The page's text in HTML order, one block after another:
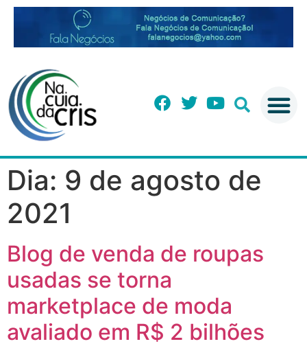
Dia: 9 de agosto de
2021
Blog de venda de roupas
usadas se torna
marketplace de moda
avaliado em R$ 2 bilhões